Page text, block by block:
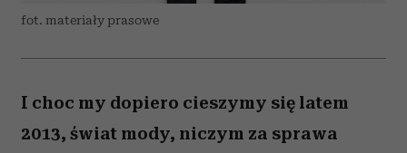
fot. materiały prasowe
I choc my dopiero cieszymy się latem
2013, świat mody, niczym za sprawa